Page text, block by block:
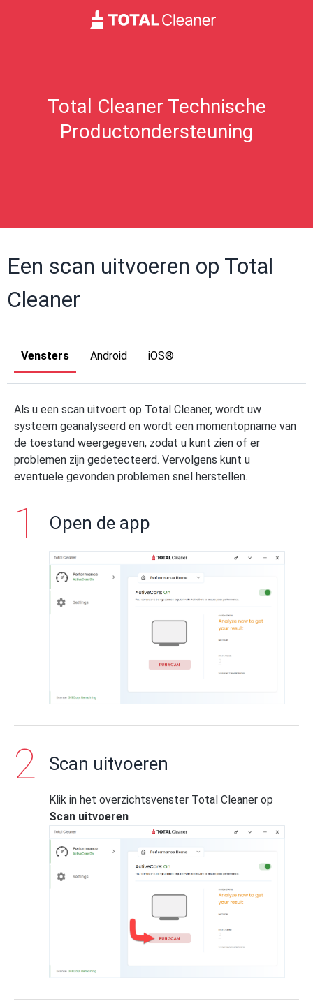
Total Cleaner Technische
Productondersteuning
Een scan uitvoeren op Total
Cleaner
Vensters Android iOS®
Als u een scan uitvoert op Total Cleaner, wordt uw
systeem geanalyseerd en wordt een momentopname van
de toestand weergegeven, zodat u kunt zien of er
problemen zijn gedetecteerd. Vervolgens kunt u
eventuele gevonden problemen snel herstellen.
Open de app
Scan uitvoeren
Klik in het overzichtsvenster Total Cleaner op
Scan uitvoeren